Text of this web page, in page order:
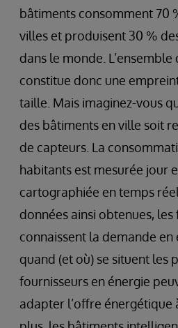
bâtiments consomment 70
villes et produisent 30 %
dans le monde.
constitue donc une
taille. Mais imaginez-vous
des bâtiments en ville soit
de capteurs. La
habitants est mesurée jour
cartographiée en temps
données ainsi obtenues, les
connaissent la demande en
quand (et où) se situent les
fournisseurs en énergie
adapter l’offre énergétique